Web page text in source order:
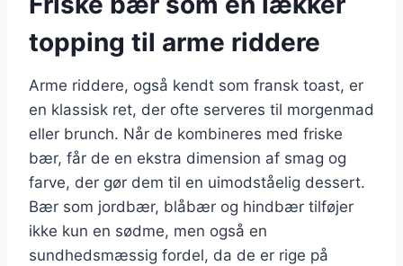
topping til arme riddere
Arme riddere, også kendt som fransk toast, er
en klassisk ret, der ofte serveres til morgenmad
eller brunch. Når de kombineres med friske
bær, får de en ekstra dimension af smag og
farve, der gør dem til en uimodståelig dessert.
Bær som jordbær, blåbær og hindbær tilføjer
ikke kun en sødme, men også en
sundhedsmæssig fordel, da de er rige på